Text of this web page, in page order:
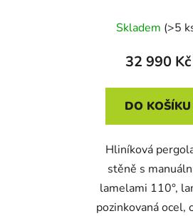
Skladem (>5
32 990 Kč
DO KOŠÍKU
Hliníková
stěně s
lamelami 110°,
pozinkovaná ocel,